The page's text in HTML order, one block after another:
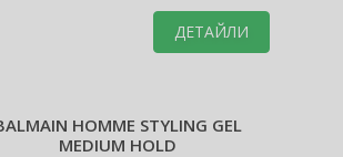
ДЕТАЙЛИ
HOMME STYLING GEL
MEDIUM HOLD